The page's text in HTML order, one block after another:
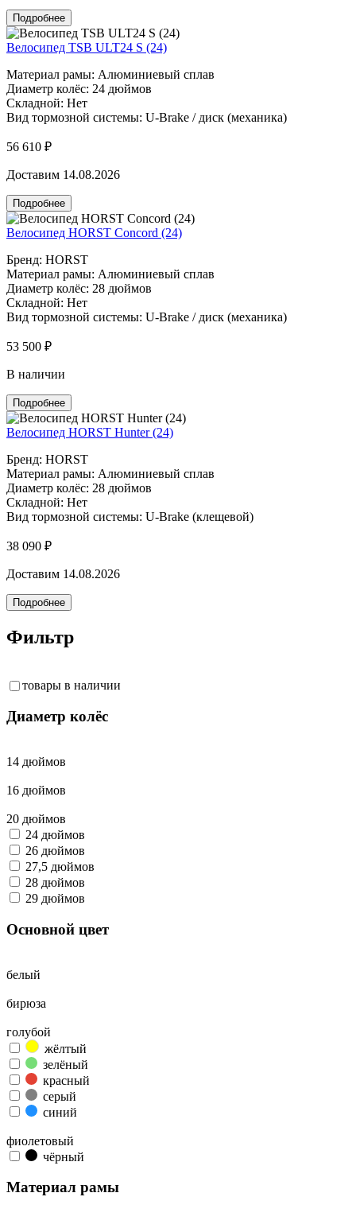
Подробнее
Велосипед TSB ULT24 S (24)
Материал рамы: Алюминиевый сплав
Диаметр колёс: 24 дюймов
Складной: Нет
Вид тормозной системы: U-Brake / диск (механика)
56 610 ₽
Доставим 14.08.2026
Подробнее
Велосипед HORST Concord (24)
Бренд: HORST
Материал рамы: Алюминиевый сплав
Диаметр колёс: 28 дюймов
Складной: Нет
Вид тормозной системы: U-Brake / диск (механика)
53 500 ₽
В наличии
Подробнее
Велосипед HORST Hunter (24)
Бренд: HORST
Материал рамы: Алюминиевый сплав
Диаметр колёс: 28 дюймов
Складной: Нет
Вид тормозной системы: U-Brake (клещевой)
38 090 ₽
Доставим 14.08.2026
Подробнее
Фильтр
товары в наличии
Диаметр колёс
14 дюймов
16 дюймов
20 дюймов
24 дюймов
26 дюймов
27,5 дюймов
28 дюймов
29 дюймов
Основной цвет
белый
бирюза
голубой
жёлтый
зелёный
красный
серый
синий
фиолетовый
чёрный
Материал рамы